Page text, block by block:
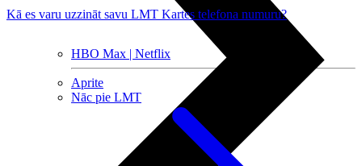
HBO Max | Netflix
Aprite
Nāc pie LMT
Kā es varu uzzināt savu LMT Kartes telefona numuru?